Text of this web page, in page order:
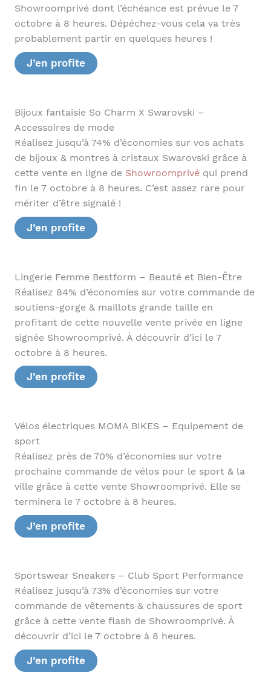
Showroomprivé dont l’échéance est prévue le 7
octobre à 8 heures. Dépéchez-vous cela va très
probablement partir en quelques heures !
J’en profite
Bijoux fantaisie So Charm X Swarovski –
Accessoires de mode
Réalisez jusqu’à 74% d’économies sur vos achats
de bijoux & montres à cristaux Swarovski grâce à
cette vente en ligne de Showroomprivéqui prend
fin le 7 octobre à 8 heures. C’est assez rare pour
mériter d’être signalé !
J’en profite
Lingerie Femme Bestform – Beauté et Bien-Être
Réalisez 84% d’économies sur votre commande de
soutiens-gorge & maillots grande taille en
profitant de cette nouvelle vente privée en ligne
signée Showroomprivé. À découvrir d’ici le 7
octobre à 8 heures.
J’en profite
Vélos électriques MOMA BIKES – Equipement de
sport
Réalisez près de 70% d’économies sur votre
prochaine commande de vélos pour le sport & la
ville grâce à cette vente Showroomprivé. Elle se
terminera le 7 octobre à 8 heures.
J’en profite
Sportswear Sneakers – Club Sport Performance
Réalisez jusqu’à 73% d’économies sur votre
commande de vêtements & chaussures de sport
grâce à cette vente flash de Showroomprivé. À
découvrir d’ici le 7 octobre à 8 heures.
J’en profite